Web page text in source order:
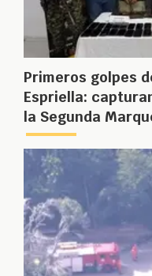
Primeros golpes
Espriella:
la Segunda